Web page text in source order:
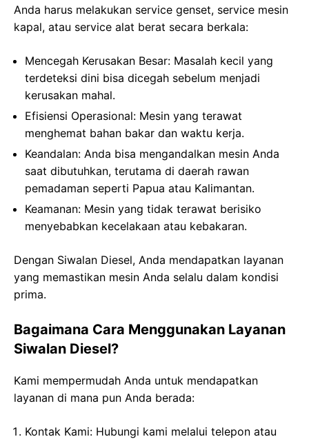
Anda harus melakukan service genset, service mesin
kapal, atau service alat berat secara berkala:
Mencegah Kerusakan Besar: Masalah kecil yang
terdeteksi dini bisa dicegah sebelum menjadi
kerusakan mahal.
Efisiensi Operasional: Mesin yang terawat
menghemat bahan bakar dan waktu kerja.
Keandalan: Anda bisa mengandalkan mesin Anda
saat dibutuhkan, terutama di daerah rawan
pemadaman seperti Papua atau Kalimantan.
Keamanan: Mesin yang tidak terawat berisiko
menyebabkan kecelakaan atau kebakaran.
Dengan Siwalan Diesel, Anda mendapatkan layanan
yang memastikan mesin Anda selalu dalam kondisi
prima.
Bagaimana Cara Menggunakan Layanan
Siwalan Diesel?
Kami mempermudah Anda untuk mendapatkan
layanan di mana pun Anda berada:
Kontak Kami: Hubungi kami melalui telepon atau